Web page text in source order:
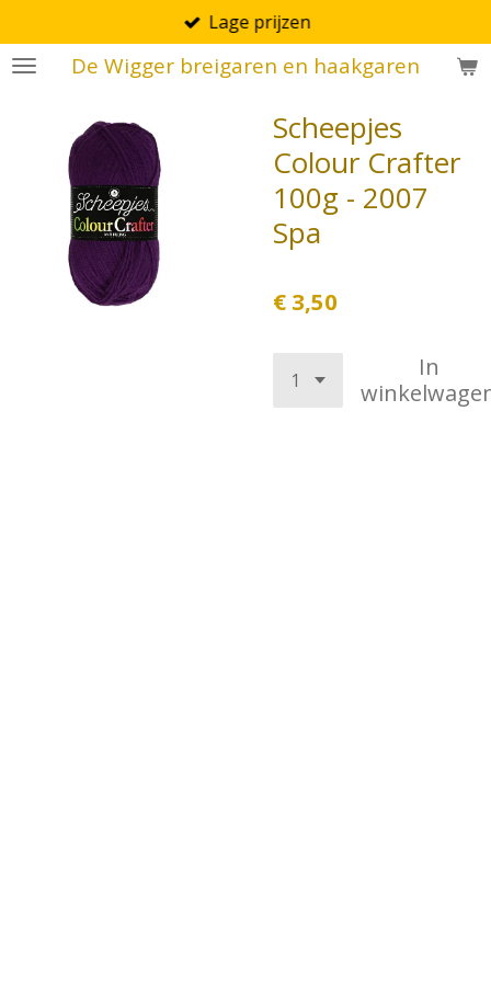
direct
naar
hoofdinhoud
De Wigger breigaren en haakgaren
Lage prijzen
Scheepjes
Colour Crafter
100g - 2007
Spa
€ 3,50
In